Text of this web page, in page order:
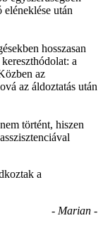
után
hosszasan
a
az
az áldoztatás után
történt, hiszen
a
- Marian -